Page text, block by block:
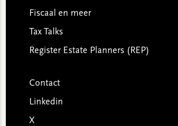
Fiscaal en meer
Tax Talks
Register Estate Planners (REP)
Contact
Linkedin
X